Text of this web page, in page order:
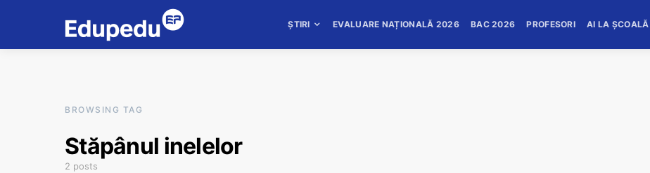
ȘTIRI EVALUARE NAȚIONALĂ 2026 BAC 2026 PROFESORI AI LA ȘCOALĂ
BROWSING TAG
Stăpânul inelelor
2 posts